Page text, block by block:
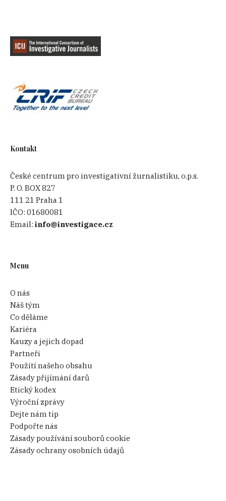
Kontakt
České centrum pro investigativní žurnalistiku, o.p.s.
P. O. BOX 827
111 21 Praha 1
IČO:01680081
Email:info@investigace.cz
Menu
O nás
Náš tým
Co děláme
Kariéra
Kauzy a jejich dopad
Partneři
Použití našeho obsahu
Zásady přijímání darů
Etický kodex
Výroční zprávy
Dejte nám tip
Podpořte nás
Zásady používání souborů cookie
Zásady ochrany osobních údajů